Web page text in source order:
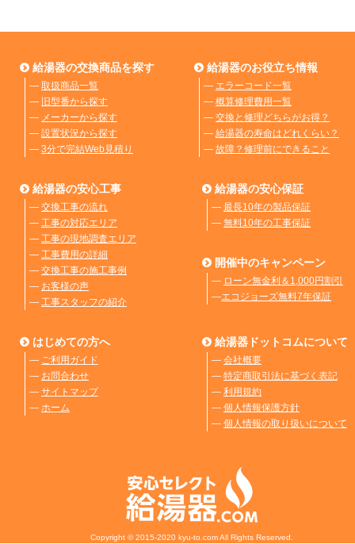
給湯器の交換商品を探す
― 取扱商品一覧
― 旧型番から探す
― メーカーから探す
― 設置状況から探す
― 3分で完結Web見積り
給湯器のお役立ち情報
― エラーコード一覧
― 概算修理費用一覧
― 交換と修理どちらがお得？
― 給湯器の寿命はどれくらい？
― 故障？修理前にできること
給湯器の安心工事
― 交換工事の流れ
― 工事の対応エリア
― 工事の現地調査エリア
― 工事費用の詳細
― 交換工事の施工事例
― お客様の声
― 工事スタッフの紹介
給湯器の安心保証
― 最長10年の製品保証
― 無料10年の工事保証
開催中のキャンペーン
― ローン無金利＆1,000円割引
―エコジョーズ無料7年保証
はじめての方へ
― ご利用ガイド
― お問合わせ
― サイトマップ
― ホーム
給湯器ドットコムについて
― 会社概要
― 特定商取引法に基づく表記
― 利用規約
― 個人情報保護方針
― 個人情報の取り扱いについて
Copyright © 2015-2020 kyu-to.com All Rights Reserved.